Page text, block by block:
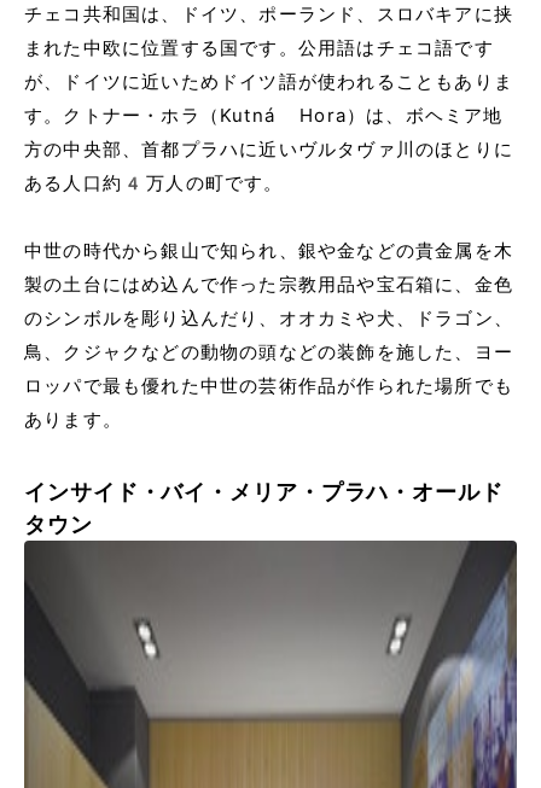
チェコ共和国は、ドイツ、ポーランド、スロバキアに挟
まれた中欧に位置する国です。公用語はチェコ語です
が、ドイツに近いためドイツ語が使われることもありま
す。クトナー・ホラ（Kutná Hora）は、ボヘミア地
方の中央部、首都プラハに近いヴルタヴァ川のほとりに
ある人口約4万人の町です。
中世の時代から銀山で知られ、銀や金などの貴金属を木
製の土台にはめ込んで作った宗教用品や宝石箱に、金色
のシンボルを彫り込んだり、オオカミや犬、ドラゴン、
鳥、クジャクなどの動物の頭などの装飾を施した、ヨー
ロッパで最も優れた中世の芸術作品が作られた場所でも
あります。
インサイド・バイ・メリア・プラハ・オールド
タウン